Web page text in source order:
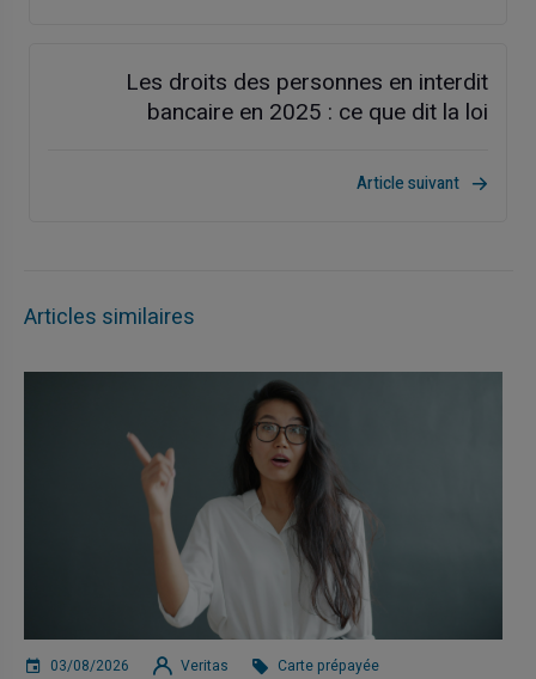
Les droits des personnes en interdit
bancaire en 2025 : ce que dit la loi
Article suivant
Articles similaires
03/08/2026 Veritas Carte prépayée